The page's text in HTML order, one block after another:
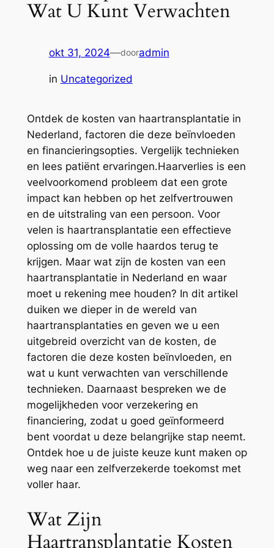
Wat U Kunt Verwachten
okt 31, 2024—dooradmin
in Uncategorized
Ontdek de kosten van haartransplantatie in
Nederland, factoren die deze beïnvloeden
en financieringsopties. Vergelijk technieken
en lees patiënt ervaringen.Haarverlies is een
veelvoorkomend probleem dat een grote
impact kan hebben op het zelfvertrouwen
en de uitstraling van een persoon. Voor
velen is haartransplantatie een effectieve
oplossing om de volle haardos terug te
krijgen. Maar wat zijn de kosten van een
haartransplantatie in Nederland en waar
moet u rekening mee houden? In dit artikel
duiken we dieper in de wereld van
haartransplantaties en geven we u een
uitgebreid overzicht van de kosten, de
factoren die deze kosten beïnvloeden, en
wat u kunt verwachten van verschillende
technieken. Daarnaast bespreken we de
mogelijkheden voor verzekering en
financiering, zodat u goed geïnformeerd
bent voordat u deze belangrijke stap neemt.
Ontdek hoe u de juiste keuze kunt maken op
weg naar een zelfverzekerde toekomst met
voller haar.
Wat Zijn
Haartransplantatie Kosten